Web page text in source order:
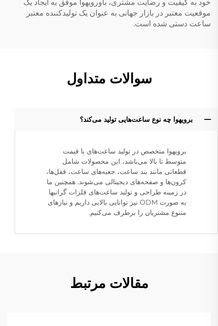
خود به کیفیت و رضایت مشتری، باورویهوا موفق به ایجاد یک
موقعیت معتبر در بازار جهانی به عنوان یک تولیدکننده معتبر
ساعت دستی شده است.
سوالات متداول
برویهوا چه نوع ساعت‌هایی تولید می‌کند؟
برویهوا متخصص در تولید ساعت‌های با قیمت
متوسط تا بالا می‌باشد، این محصولات شامل
قطعاتی مانند بند ساعت، جعبه‌های ساعت، قفل‌ها،
کرون‌ها و صفحه‌های دیجیتالی می‌شوند. همچنین ما
در زمینه طراحی و تولید ساعت‌های فلزات گرانبها
به صورت ODM نیز توانایی بالایی داریم و نیازهای
متنوع مشتریان را برطرف می‌کنیم.
مقالات مرتبط